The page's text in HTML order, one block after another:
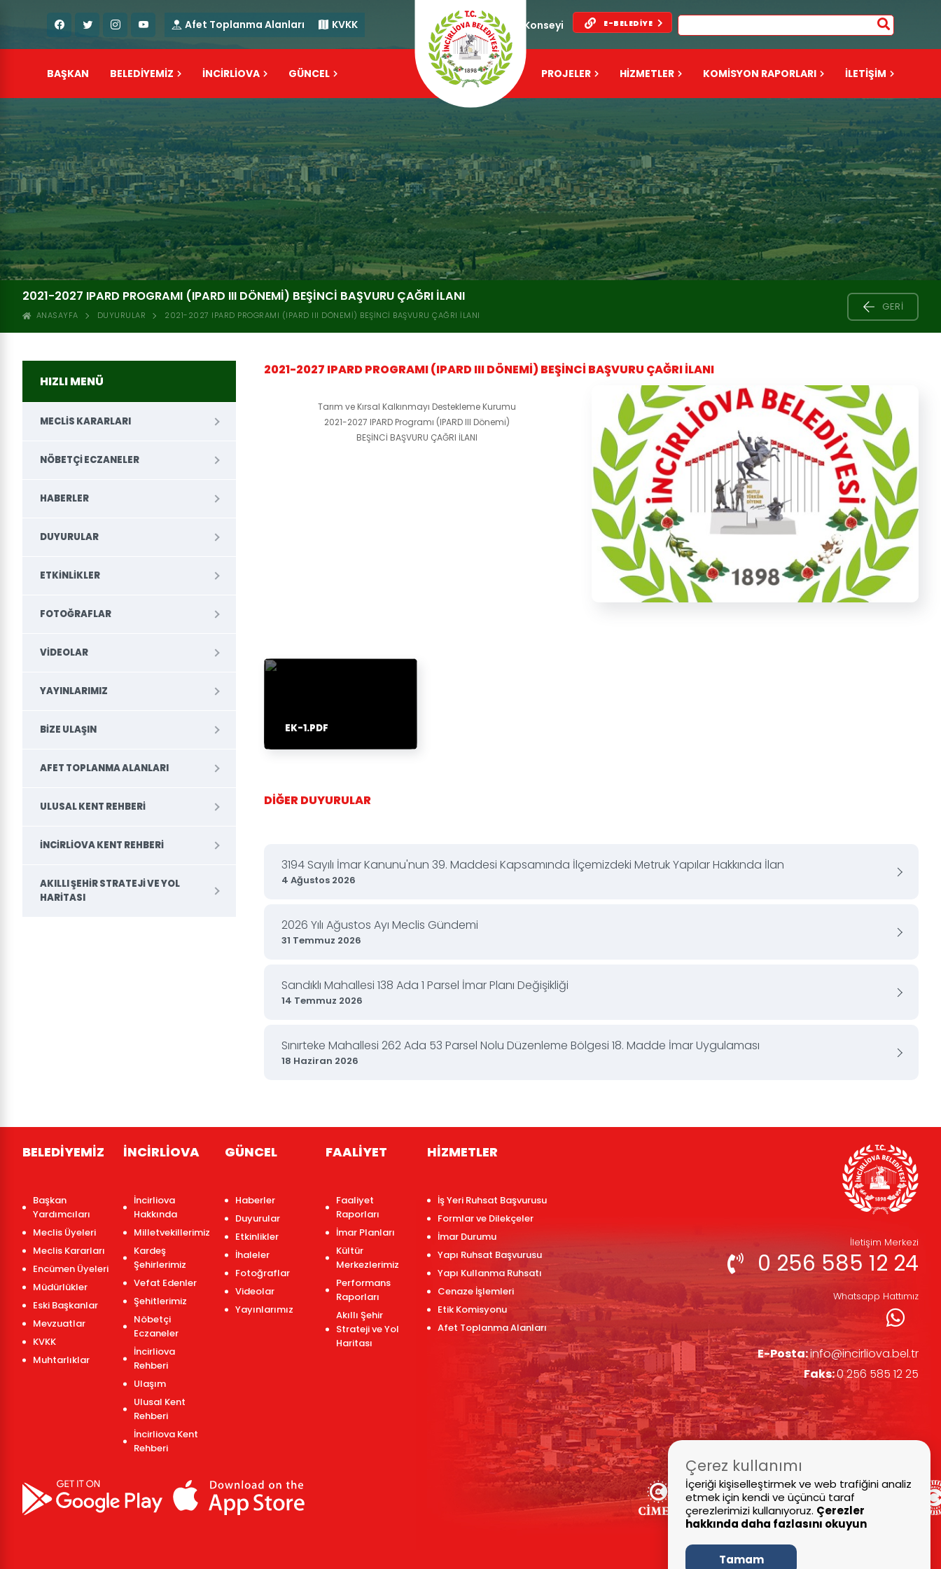
Afet Toplanma Alanları KVKK Kent Konseyi E-BELEDIYE
BAŞKAN BELEDİYEMİZ İNCİRLİOVA GÜNCEL FAALİYET PROJELER HİZMETLER KOMİSYON RAPORLARI İLETİŞİM
2021-2027 IPARD PROGRAMI (IPARD III DÖNEMI) BEŞİNCİ BAŞVURU ÇAĞRI İLANI
ANASAYFA DUYURULAR 2021-2027 IPARD PROGRAMI (IPARD III DÖNEMI) BEŞİNCİ BAŞVURU ÇAĞRI İLANI
GERI
2021-2027 IPARD PROGRAMI (IPARD III DÖNEMI) BEŞİNCİ BAŞVURU ÇAĞRI İLANI
Tarım ve Kırsal Kalkınmayı Destekleme Kurumu
2021-2027 IPARD Programı (IPARD III Dönemi)
BEŞİNCİ BAŞVURU ÇAĞRI İLANI
EK-1.PDF
DİĞER DUYURULAR
3194 Sayılı İmar Kanunu'nun 39. Maddesi Kapsamında İlçemizdeki Metruk Yapılar Hakkında İlan
4 Ağustos 2026
2026 Yılı Ağustos Ayı Meclis Gündemi
31 Temmuz 2026
Sandıklı Mahallesi 138 Ada 1 Parsel İmar Planı Değişikliği
14 Temmuz 2026
Sınırteke Mahallesi 262 Ada 53 Parsel Nolu Düzenleme Bölgesi 18. Madde İmar Uygulaması
18 Haziran 2026
HIZLI MENÜ
MECLIS KARARLARI
NÖBETÇI ECZANELER
HABERLER
DUYURULAR
ETKINLIKLER
FOTOĞRAFLAR
VIDEOLAR
YAYINLARIMIZ
BIZE ULAŞIN
AFET TOPLANMA ALANLARI
ULUSAL KENT REHBERI
İNCIRLIOVA KENT REHBERI
AKILLI ŞEHIR STRATEJI VE YOL
HARITASI
BELEDİYEMİZ
Başkan
Yardımcıları
Meclis Üyeleri
Meclis Kararları
Encümen Üyeleri
Müdürlükler
Eski Başkanlar
Mevzuatlar
KVKK
Muhtarlıklar
İNCİRLİOVA
İncirliova
Hakkında
Milletvekillerimiz
Kardeş
Şehirlerimiz
Vefat Edenler
Şehitlerimiz
Nöbetçi
Eczaneler
İncirliova
Rehberi
Ulaşım
Ulusal Kent
Rehberi
İncirliova Kent
Rehberi
GÜNCEL
Haberler
Duyurular
Etkinlikler
İhaleler
Fotoğraflar
Videolar
Yayınlarımız
FAALİYET
Faaliyet
Raporları
İmar Planları
Kültür
Merkezlerimiz
Performans
Raporları
Akıllı Şehir
Strateji ve Yol
Haritası
HİZMETLER
İş Yeri Ruhsat Başvurusu
Formlar ve Dilekçeler
İmar Durumu
Yapı Ruhsat Başvurusu
Yapı Kullanma Ruhsatı
Cenaze İşlemleri
Etik Komisyonu
Afet Toplanma Alanları
İletişim Merkezi
0 256 585 12 24
Whatsapp Hattımız
E-Posta:info@incirliova.bel.tr
Faks:0 256 585 12 25
Çerez kullanımı
İçeriği kişiselleştirmek ve web trafiğini analiz
etmek için kendi ve üçüncü taraf
çerezlerimizi kullanıyoruz. Çerezler
hakkında daha fazlasını okuyun
Tamam